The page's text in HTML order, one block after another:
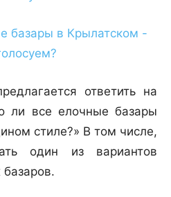
ответить на
ли все елочные базары
стиле?» В том числе,
один из вариантов